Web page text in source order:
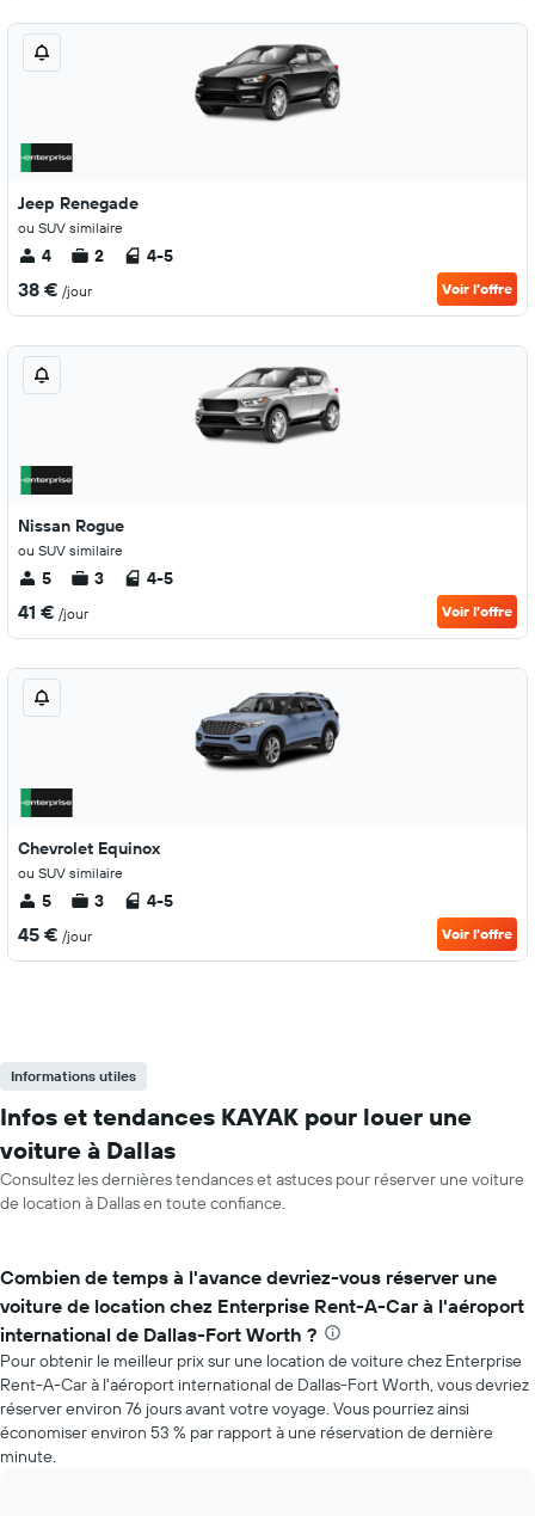
Jeep Renegade
ou SUV similaire
4 2 4-5
38 € /jour Voir l’offre
Nissan Rogue
ou SUV similaire
5 3 4-5
41 € /jour Voir l’offre
Chevrolet Equinox
ou SUV similaire
5 3 4-5
45 € /jour Voir l’offre
Informations utiles
Infos et tendances KAYAK pour louer une
voiture à Dallas
Consultez les dernières tendances et astuces pour réserver une voiture
de location à Dallas en toute confiance.
Combien de temps à l'avance devriez-vous réserver une
voiture de location chez Enterprise Rent-A-Car à l'aéroport
international de Dallas-Fort Worth ?
Pour obtenir le meilleur prix sur une location de voiture chez Enterprise
Rent-A-Car à l'aéroport international de Dallas-Fort Worth, vous devriez
réserver environ 76 jours avant votre voyage. Vous pourriez ainsi
économiser environ 53 % par rapport à une réservation de dernière
minute.